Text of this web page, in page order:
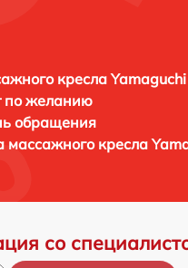
кресла
по желанию
обращения
массажного кресла
со